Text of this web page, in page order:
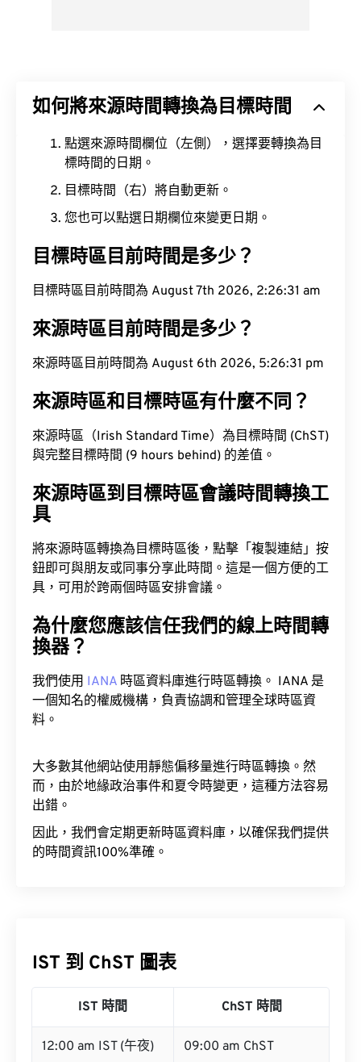
如何將來源時間轉換為目標時間
點選來源時間欄位（左側），選擇要轉換為目
標時間的日期。
目標時間（右）將自動更新。
您也可以點選日期欄位來變更日期。
目標時區目前時間是多少？
目標時區目前時間為 August 7th 2026, 2:26:32 am
來源時區目前時間是多少？
來源時區目前時間為 August 6th 2026, 5:26:32 pm
來源時區和目標時區有什麼不同？
來源時區（Irish Standard Time）為目標時間 (ChST)
與完整目標時間 (9 hours behind) 的差值。
來源時區到目標時區會議時間轉換工
具
將來源時區轉換為目標時區後，點擊「複製連結」按
鈕即可與朋友或同事分享此時間。這是一個方便的工
具，可用於跨兩個時區安排會議。
為什麼您應該信任我們的線上時間轉
換器？
我們使用 IANA 時區資料庫進行時區轉換。 IANA 是
一個知名的權威機構，負責協調和管理全球時區資
料。
大多數其他網站使用靜態偏移量進行時區轉換。然
而，由於地緣政治事件和夏令時變更，這種方法容易
出錯。
因此，我們會定期更新時區資料庫，以確保我們提供
的時間資訊100%準確。
IST 到 ChST 圖表
IST 時間 ChST 時間
12:00 am IST (午夜) 09:00 am ChST